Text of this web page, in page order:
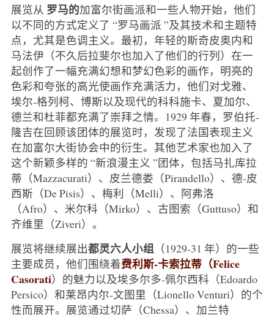
展览从 罗马的加富尔街画派和一些人物开始，他们
以不同的方式定义了 “罗马画派 ”及其技术和主题特
点，尤其是色调主义。最初，年轻的斯奇皮奥内和
马法伊（不久后拉斐尔也加入了他们的行列）在一
起创作了一幅充满幻想和梦幻色彩的画作，明亮的
色彩和夸张的高光使画作充满活力，他们对戈雅、
埃尔-格列柯、博斯以及现代的科科施卡、夏加尔、
德兰和杜菲都充满了崇拜之情。1929 年春，罗伯托-
隆吉在回顾该团体的展览时，发现了法国表现主义
在加富尔大街协会中的衍生。其他艺术家也加入了
这个新颖多样的 “新浪漫主义 ”团体，包括马扎库拉
蒂（Mazzacurati）、皮兰德娄（Pirandello）、德-皮
西斯（De Pisis）、梅利（Melli）、阿弗洛
（Afro）、米尔科（Mirko）、古图索（Guttuso）和
齐维里（Ziveri）。
展览将继续展出都灵六人小组 （1929-31 年）的一些
主要成员，他们围绕着费利斯-卡索拉蒂（Felice
Casorati）的魅力以及埃多尔多-佩尔西科（Edoardo
Persico）和莱昂内尔-文图里（Lionello Venturi）的个
性而展开。展览通过切萨（Chessa）、加兰特